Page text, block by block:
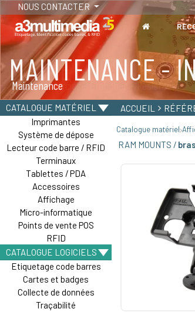
NOUS CONTACTER
MAINTENANCE -
Maintenance
TABLETTES
Tablettes durcies - Étanches - Résistantes
CATALOGUE MATÉRIEL
Imprimantes
Système de dépose
Lecteur code barre / RFID
Terminaux
Tablettes / PDA
Accessoires
Affichage
Micro-informatique
Points de vente POS
RFID
CATALOGUE LOGICIELS
Etiquetage code barres
Cartes et badges
Collecte de données
Traçabilité
ACCUEIL
Catalogue matériel
RAM MOUNTS /